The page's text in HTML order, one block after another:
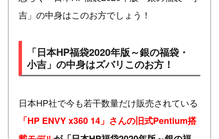
吉」の中身はこのお方でしょう！
「日本HP福袋2020年版～銀の福袋・
小吉」の中身はズバリこのお方！
日本HP社で今も若干数量だけ販売されている
「HP ENVY x360 14」さんの旧式Pentium搭